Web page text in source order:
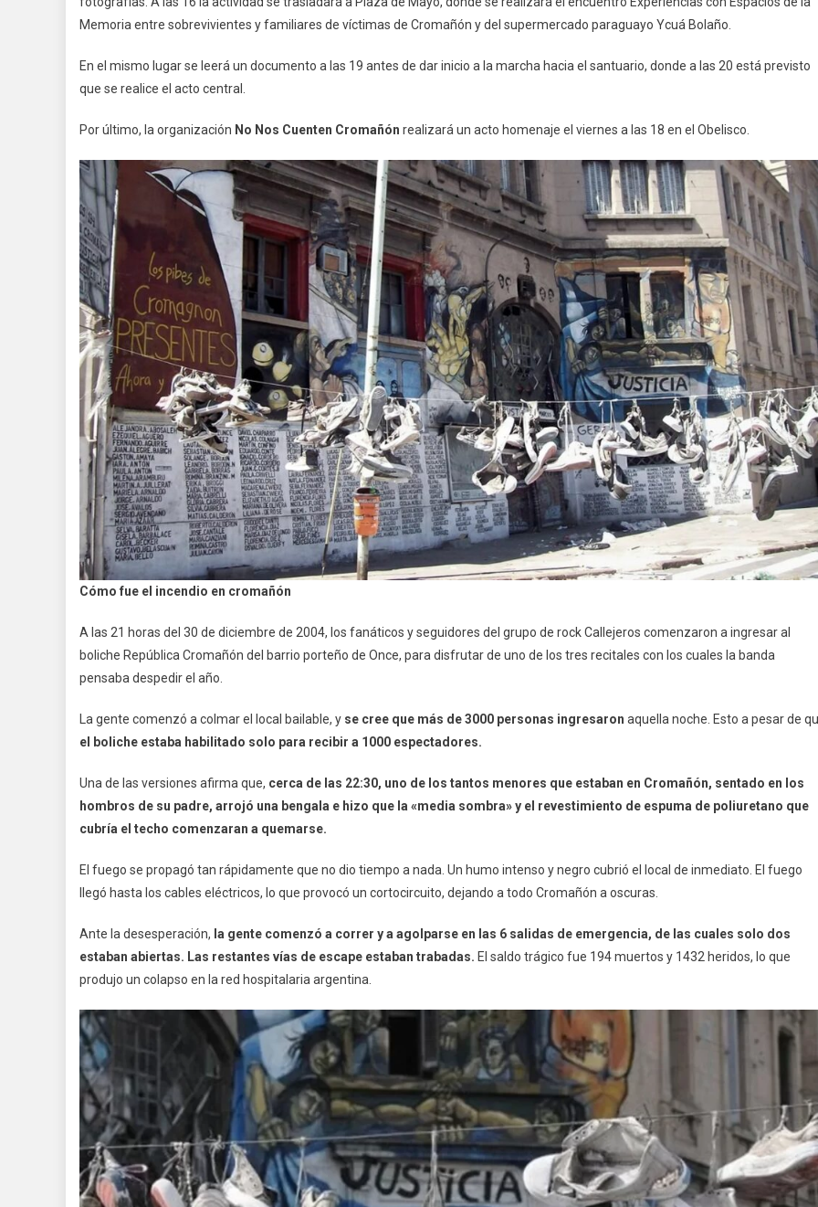
Memoria entre sobrevivientes y familiares de víctimas de Cromañón y del supermercado paraguayo Ycuá Bolaño.
En el mismo lugar se leerá un documento a las 19 antes de dar inicio a la marcha hacia el santuario, donde a las 20 está previsto
que se realice el acto central.
Por último, la organización No Nos Cuenten Cromañón realizará un acto homenaje el viernes a las 18 en el Obelisco.
Cómo fue el incendio en cromañón
A las 21 horas del 30 de diciembre de 2004, los fanáticos y seguidores del grupo de rock Callejeros comenzaron a ingresar al
boliche República Cromañón del barrio porteño de Once, para disfrutar de uno de los tres recitales con los cuales la banda
pensaba despedir el año.
La gente comenzó a colmar el local bailable, y se cree que más de 3000 personas ingresaron aquella noche. Esto a pesar de
el boliche estaba habilitado solo para recibir a 1000 espectadores.
Una de las versiones afirma que, cerca de las 22:30, uno de los tantos menores que estaban en Cromañón, sentado en los
hombros de su padre, arrojó una bengala e hizo que la «media sombra» y el revestimiento de espuma de poliuretano que
cubría el techo comenzaran a quemarse.
El fuego se propagó tan rápidamente que no dio tiempo a nada. Un humo intenso y negro cubrió el local de inmediato. El fuego
llegó hasta los cables eléctricos, lo que provocó un cortocircuito, dejando a todo Cromañón a oscuras.
Ante la desesperación, la gente comenzó a correr y a agolparse en las 6 salidas de emergencia, de las cuales solo dos
estaban abiertas. Las restantes vías de escape estaban trabadas. El saldo trágico fue 194 muertos y 1432 heridos, lo que
produjo un colapso en la red hospitalaria argentina.